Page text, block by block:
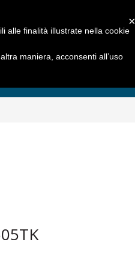
×
alle finalità illustrate nella cookie
maniera, acconsenti all’uso